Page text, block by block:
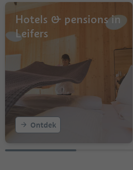
Hotels & pensions in
Leifers
Ontdek